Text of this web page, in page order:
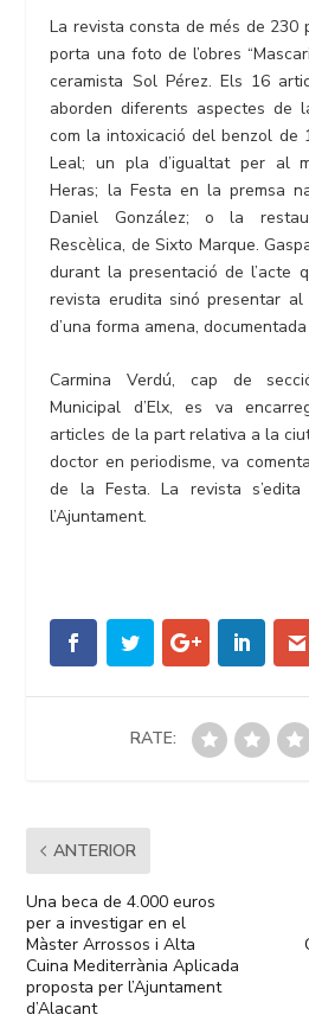
La revista consta de més de 230
porta una foto de l’obres
ceramista Sol Pérez. Els 16
aborden diferents aspectes de
com la intoxicació del benzol de
Leal; un pla d’igualtat per al
Heras; la Festa en la premsa
Daniel González; o la
Rescèlica, de Sixto Marque.
durant la presentació de l’acte
revista erudita sinó presentar al
d’una forma amena, documentada
Carmina Verdú, cap de
Municipal d’Elx, es va
articles de la part relativa a la
doctor en periodisme, va
de la Festa. La revista s’edita
l’Ajuntament.
RATE:
ANTERIOR
Una beca de 4.000 euros
per a investigar en el
Màster Arrossos i Alta
Cuina Mediterrània Aplicada
proposta per l’Ajuntament
d’Alacant